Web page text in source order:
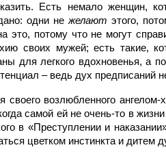
Есть немало женщин,
одни нежелают этого,
это, потому что не могут
своих мужей; есть такие,
для легкого вдохновенья, а
– ведь дух предписаний
возлюбленного ангелом-
самой ей не очень-то в
в «Преступлении и
цветком инстинкта и дитем